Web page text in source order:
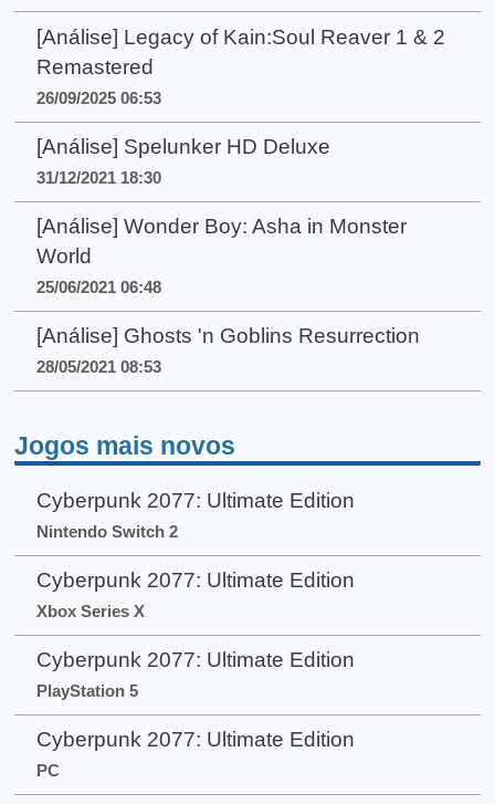
[Análise] Legacy of Kain:Soul Reaver 1 & 2
Remastered
26/09/2025 06:53
[Análise] Spelunker HD Deluxe
31/12/2021 18:30
[Análise] Wonder Boy: Asha in Monster
World
25/06/2021 06:48
[Análise] Ghosts 'n Goblins Resurrection
28/05/2021 08:53
Jogos mais novos
Cyberpunk 2077: Ultimate Edition
Nintendo Switch 2
Cyberpunk 2077: Ultimate Edition
Xbox Series X
Cyberpunk 2077: Ultimate Edition
PlayStation 5
Cyberpunk 2077: Ultimate Edition
PC